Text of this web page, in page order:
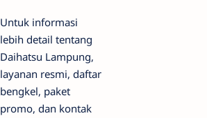
Untuk informasi
lebih detail tentang
Daihatsu Lampung,
layanan resmi, daftar
bengkel, paket
promo, dan kontak